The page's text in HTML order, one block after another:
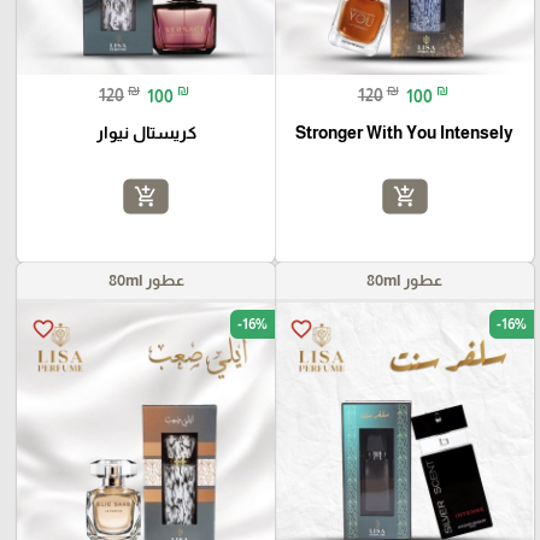
120 ₪ 100 ₪
Stronger With You Intensely
add_shopping_cart
120 ₪ 100 ₪
كريستال نيوار
add_shopping_cart
عطور 80ml
favorite_border -16%
عطور 80ml
favorite_border -16%